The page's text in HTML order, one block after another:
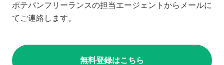
ポテパンフリーランスの担当エージェントからメールに
てご連絡します。
無料登録はこちら